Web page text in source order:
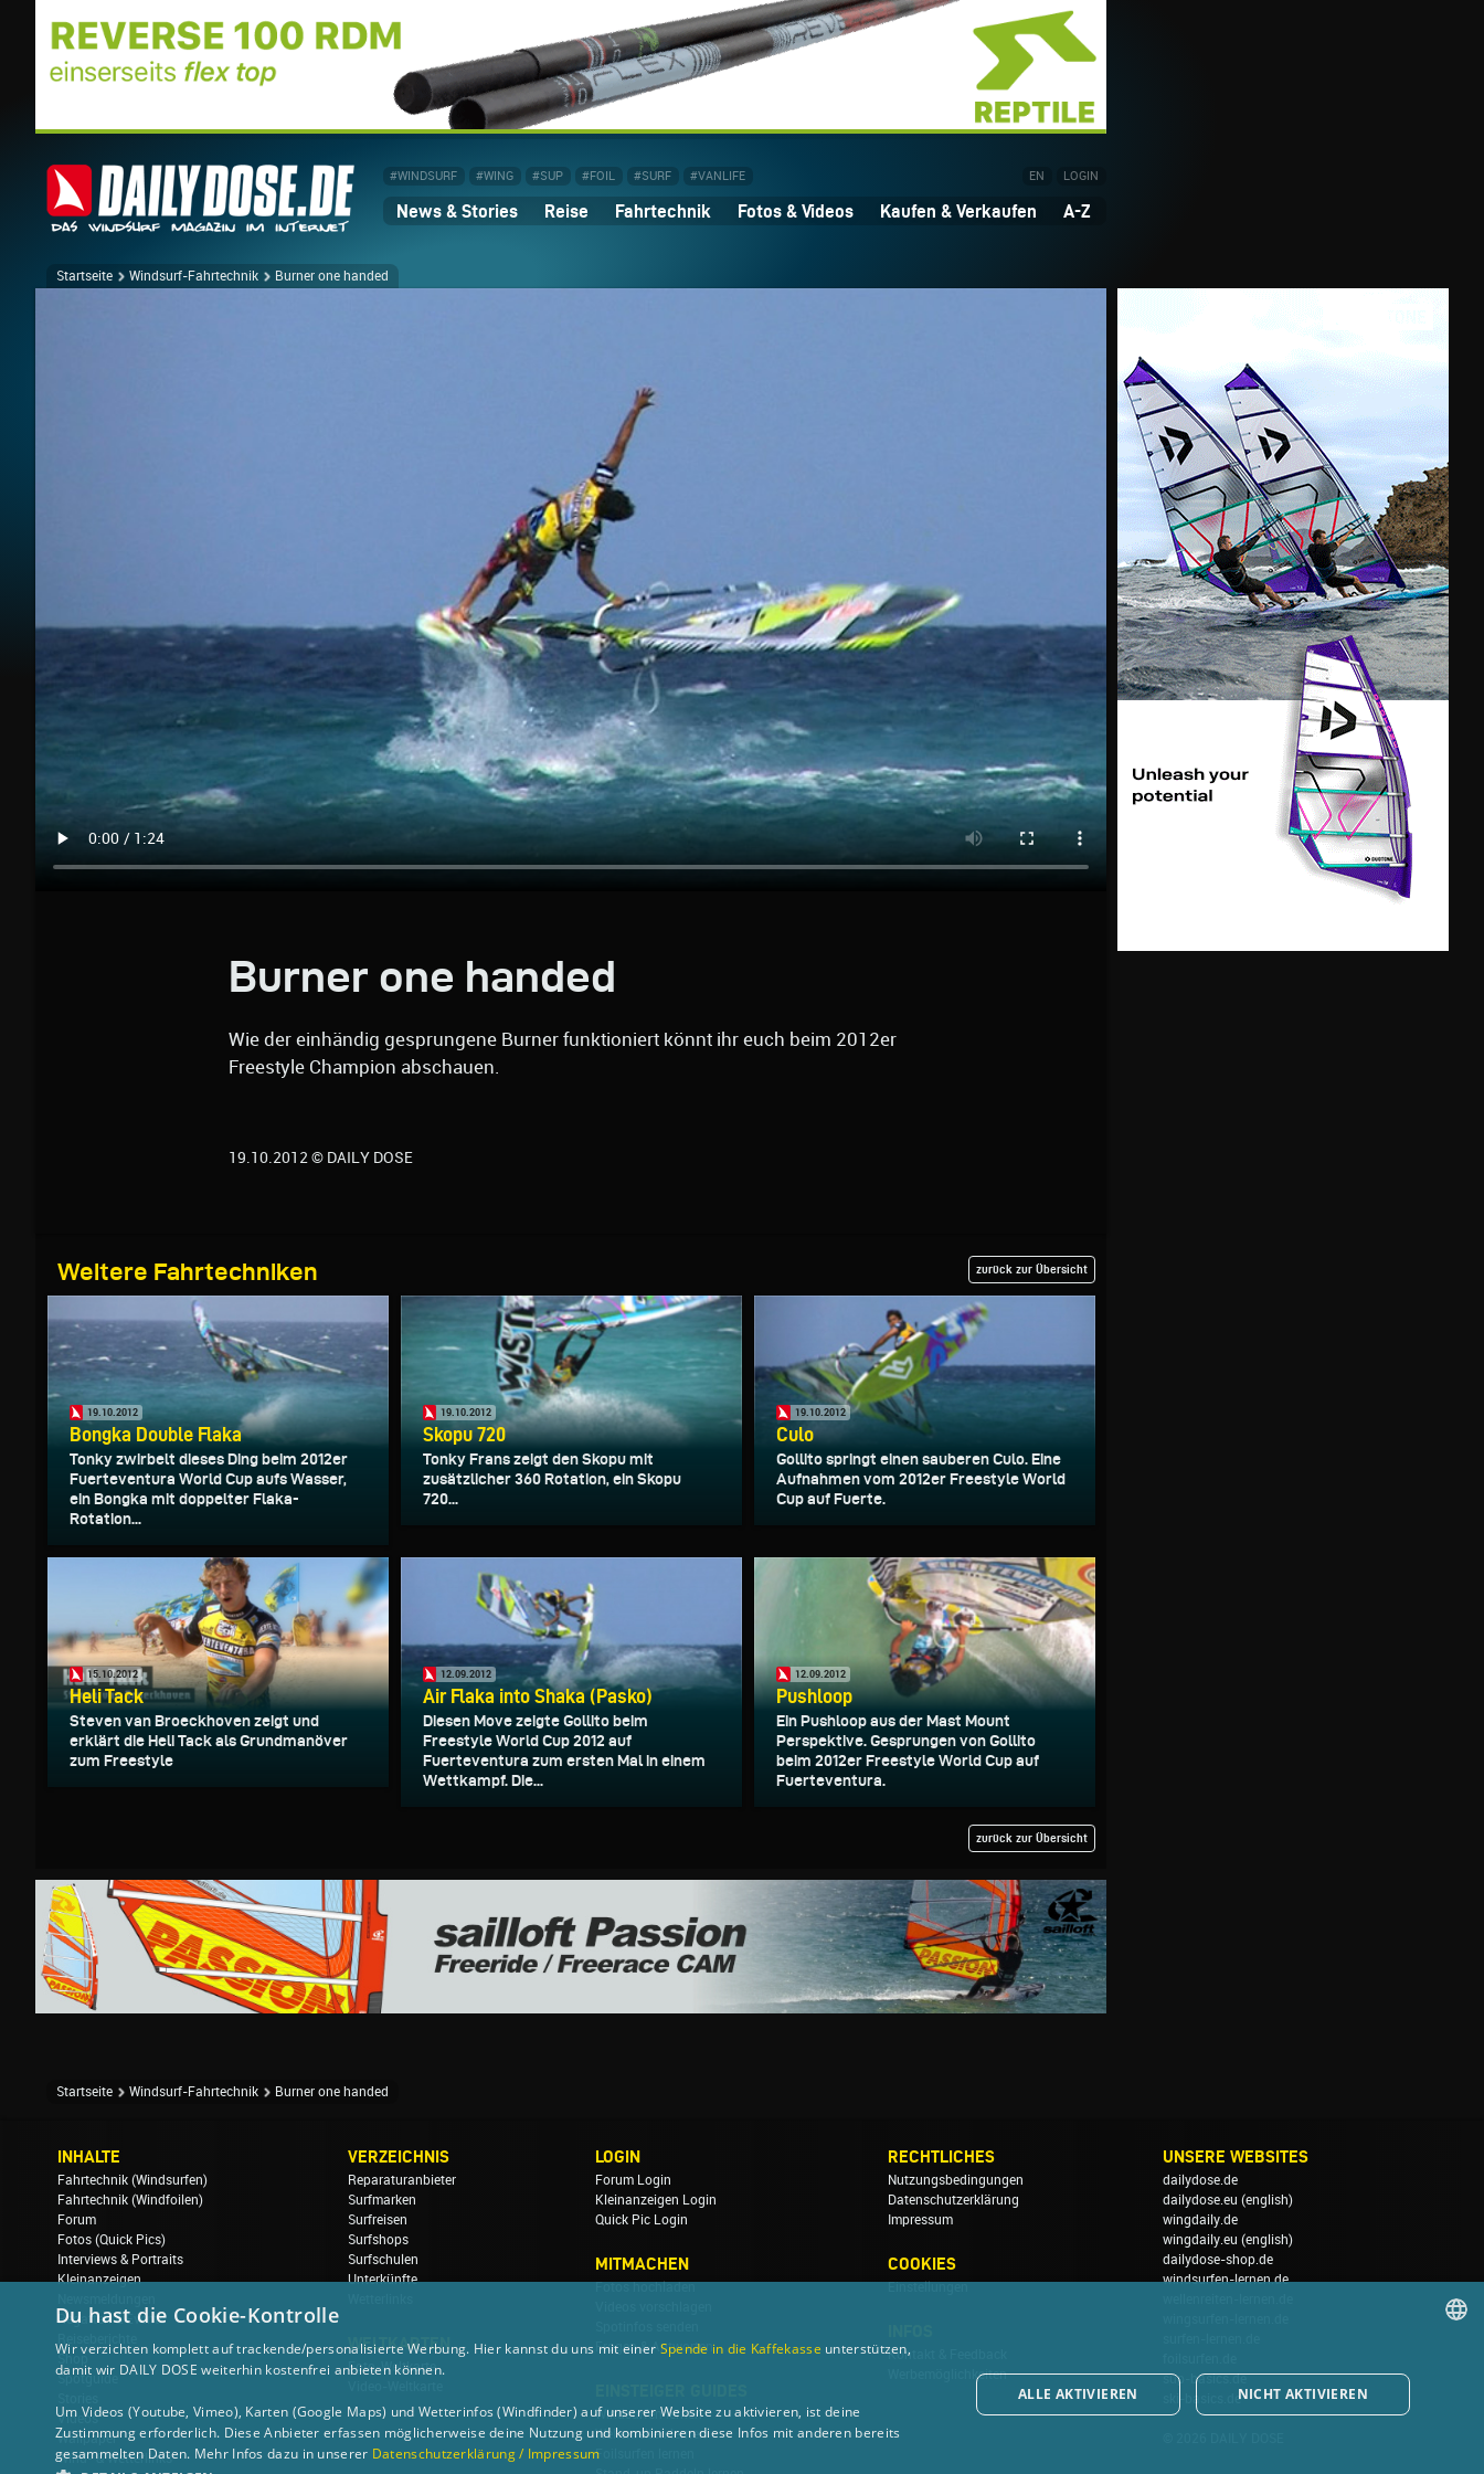
#WINDSURF #WING #SUP #FOIL #SURF #VANLIFE EN LOGIN
News & Stories Reise Fahrtechnik Fotos & Videos Kaufen & Verkaufen A-Z
Startseite Windsurf-Fahrtechnik Burner one handed
Burner one handed
Wie der einhändig gesprungene Burner funktioniert könnt ihr euch beim 2012er
Freestyle Champion abschauen.
19.10.2012 © DAILY DOSE
Weitere Fahrtechniken zurück zur Übersicht
19.10.2012
Bongka Double Flaka
Tonky zwirbelt dieses Ding beim 2012er
Fuerteventura World Cup aufs Wasser,
ein Bongka mit doppelter Flaka-
Rotation...
19.10.2012
Skopu 720
Tonky Frans zeigt den Skopu mit
zusätzlicher 360 Rotation, ein Skopu
720...
19.10.2012
Culo
Gollito springt einen sauberen Culo. Eine
Aufnahmen vom 2012er Freestyle World
Cup auf Fuerte.
15.10.2012
Heli Tack
Steven van Broeckhoven zeigt und
erklärt die Heli Tack als Grundmanöver
zum Freestyle
12.09.2012
Air Flaka into Shaka (Pasko)
Diesen Move zeigte Gollito beim
Freestyle World Cup 2012 auf
Fuerteventura zum ersten Mal in einem
Wettkampf. Die...
12.09.2012
Pushloop
Ein Pushloop aus der Mast Mount
Perspektive. Gesprungen von Gollito
beim 2012er Freestyle World Cup auf
Fuerteventura.
zurück zur Übersicht
Startseite Windsurf-Fahrtechnik Burner one handed
INHALTE
Fahrtechnik (Windsurfen)
Fahrtechnik (Windfoilen)
Forum
Fotos (Quick Pics)
Interviews & Portraits
Kleinanzeigen
Regatten & Events
Spotguide
Videos
Wallpaper
Wind- & Wetterlinks
VERZEICHNIS
Reparaturanbieter
Surfmarken
Surfreisen
Surfshops
Surfschulen
Unterkünfte
WELTKARTEN
Foto-Weltkarte
LOGIN
Forum Login
Kleinanzeigen Login
Quick Pic Login
MITMACHEN
Fragen & Antworten
Windsurfen lernen
Wellenreiten lernen
Foilsurfen lernen
RECHTLICHES
Nutzungsbedingungen
Datenschutzerklärung
Impressum
COOKIES
Kontakt & Feedback
Werbemöglichkeiten
UNSERE WEBSITES
dailydose.de
dailydose.eu (english)
wingdaily.de
wingdaily.eu (english)
dailydose-shop.de
windsurfen-lernen.de
sup-basics.de
ski-basics.de
ENGLISH
Du hast die Cookie-Kontrolle
Wir verzichten komplett auf trackende/personalisierte Werbung. Hier kannst du uns mit einer Spende in die Kaffekasse unterstützen,
damit wir DAILY DOSE weiterhin kostenfrei anbieten können.
Um Videos (Youtube, Vimeo), Karten (Google Maps) und Wetterinfos (Windfinder) auf unserer Website zu aktivieren, ist deine
Zustimmung erforderlich. Diese Anbieter erfassen möglicherweise deine Nutzung und kombinieren diese Infos mit anderen bereits
gesammelten Daten. Mehr Infos dazu in unserer Datenschutzerklärung / Impressum
ALLE AKTIVIEREN NICHT AKTIVIEREN